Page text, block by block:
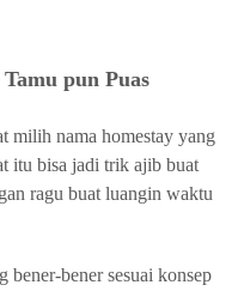
pun Puas
milih nama homestay yang
itu bisa jadi trik ajib buat
ragu buat luangin waktu
bener sesuai konsep